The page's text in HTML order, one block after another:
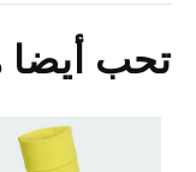
تحب أيضا